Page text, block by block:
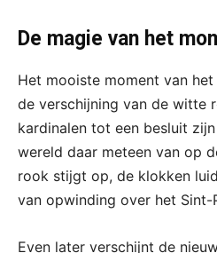
De magie van het
Het mooiste moment van
de verschijning van de witte
kardinalen tot een besluit
wereld daar meteen van op
rook stijgt op, de klokken
van opwinding over het Sint-
Even later verschijnt de